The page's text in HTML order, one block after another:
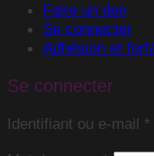
Faire un don
Se connecter
Adhésion et
Se connecter
Identifiant ou e-mail *